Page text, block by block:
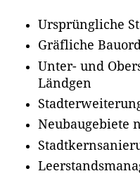
Ursprüngliche
Gräfliche
Unter- und
Ländgen
Neubaugebiete